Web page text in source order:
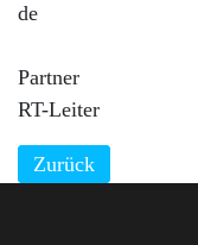
de
Partner
RT-Leiter
Zurück